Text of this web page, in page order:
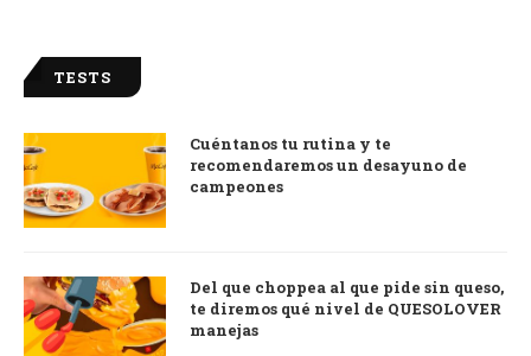
TESTS
Cuéntanos tu rutina y te
recomendaremos un desayuno de
campeones
Del que choppea al que pide sin queso,
te diremos qué nivel de QUESOLOVER
manejas